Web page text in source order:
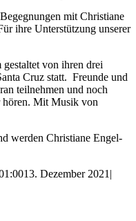
mit Christiane
ihre Unterstützung unserer
von ihren drei
Cruz statt. Freunde und
teilnehmen und noch
hören. Mit Musik von
werden Christiane Engel-
13. Dezember 2021|